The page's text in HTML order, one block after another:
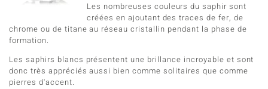
Les nombreuses couleurs du saphir sont
créées en ajoutant des traces de fer, de
chrome ou de titane au réseau cristallin pendant la phase de
formation.
Les saphirs blancs présentent une brillance incroyable et sont
donc très appréciés aussi bien comme solitaires que comme
pierres d'accent.